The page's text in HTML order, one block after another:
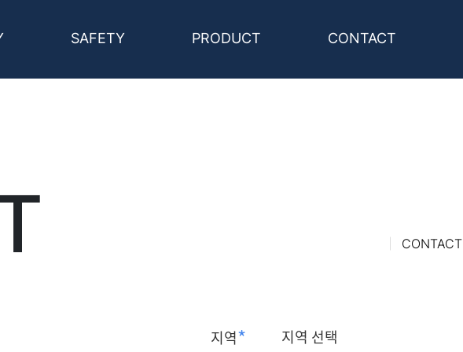
SAFETY PRODUCT CONTACT
CONTACT
지역*